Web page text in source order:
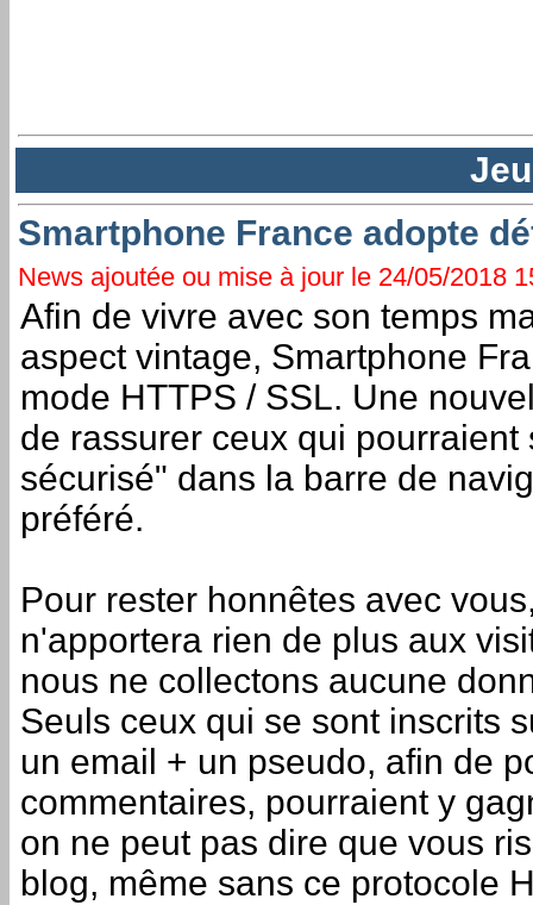
Smartphone France adopte
News ajoutée ou mise à jour le 24/05/2018
Afin de vivre avec son temps
aspect vintage, Smartphone
mode HTTPS / SSL. Une
de rassurer ceux qui
sécurisé" dans la barre de
préféré.
Pour rester honnêtes avec
n'apportera rien de plus aux
nous ne collectons aucune
Seuls ceux qui se sont inscrits
un email + un pseudo, afin de
commentaires, pourraient y
on ne peut pas dire que vous
blog, même sans ce protocole